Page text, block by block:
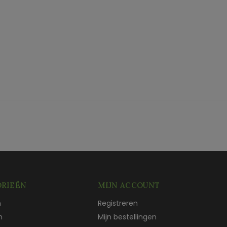
MIJN ACCOUNT
Registreren
Mijn bestellingen